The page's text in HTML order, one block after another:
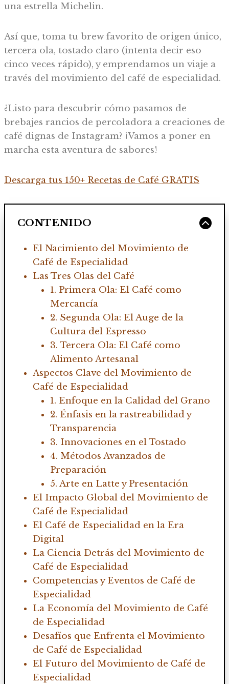
una estrella Michelin.
Así que, toma tu brew favorito de origen único,
tercera ola, tostado claro (intenta decir eso
cinco veces rápido), y emprendamos un viaje a
través del movimiento del café de especialidad.
¿Listo para descubrir cómo pasamos de
brebajes rancios de percoladora a creaciones de
café dignas de Instagram? ¡Vamos a poner en
marcha esta aventura de sabores!
Descarga tus 150+ Recetas de Café GRATIS
CONTENIDO
El Nacimiento del Movimiento de
Café de Especialidad
Las Tres Olas del Café
1. Primera Ola: El Café como
Mercancía
2. Segunda Ola: El Auge de la
Cultura del Espresso
3. Tercera Ola: El Café como
Alimento Artesanal
Aspectos Clave del Movimiento de
Café de Especialidad
1. Enfoque en la Calidad del Grano
2. Énfasis en la rastreabilidad y
Transparencia
3. Innovaciones en el Tostado
4. Métodos Avanzados de
Preparación
5. Arte en Latte y Presentación
El Impacto Global del Movimiento de
Café de Especialidad
El Café de Especialidad en la Era
Digital
La Ciencia Detrás del Movimiento de
Café de Especialidad
Competencias y Eventos de Café de
Especialidad
La Economía del Movimiento de Café
de Especialidad
Desafíos que Enfrenta el Movimiento
de Café de Especialidad
El Futuro del Movimiento de Café de
Especialidad